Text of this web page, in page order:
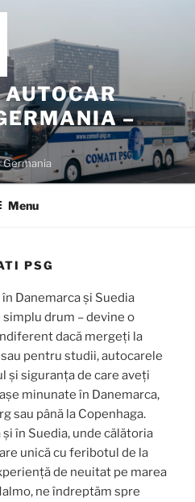
–
Menu
PSG
Danemarca și Suedia
drum – devine o
dacă mergeți la
pentru studii, autocarele
și siguranța de care aveți
minunate în Danemarca,
sau până la Copenhaga.
în Suedia, unde călătoria
unică cu feribotul de la
de neuitat pe marea
ne îndreptăm spre